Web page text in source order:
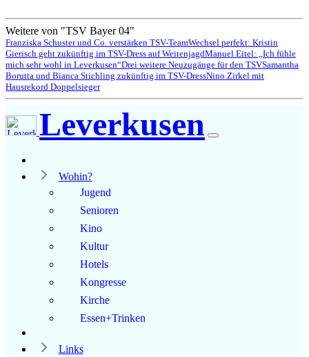
Weitere von "TSV Bayer 04"
Franziska Schuster und Co. verstärken TSV-TeamWechsel perfekt: Kristin
Gierisch geht zukünftig im TSV-Dress auf WeitenjagdManuel Eitel: „Ich fühle
mich sehr wohl in Leverkusen“Drei weitere Neuzugänge für den TSVSamantha
Borutta und Bianca Stichling zukünftig im TSV-DressNino Zirkel mit
Hausrekord Doppelsieger
Leverkusen
Wohin?
Jugend
Senioren
Kino
Kultur
Hotels
Kongresse
Kirche
Essen+Trinken
Links